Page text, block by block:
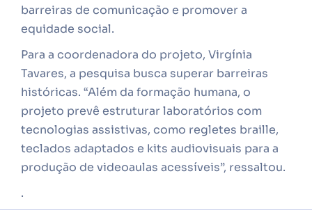
barreiras de comunicação e promover a
equidade social.
Para a coordenadora do projeto, Virgínia
Tavares, a pesquisa busca superar barreiras
históricas. “Além da formação humana, o
projeto prevê estruturar laboratórios com
tecnologias assistivas, como regletes braille,
teclados adaptados e kits audiovisuais para a
produção de videoaulas acessíveis”, ressaltou.
.